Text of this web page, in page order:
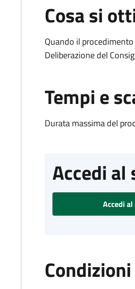
Cosa si
Quando il
Deliberazione del
Tempi e
Durata massima del
Accedi al
Accedi